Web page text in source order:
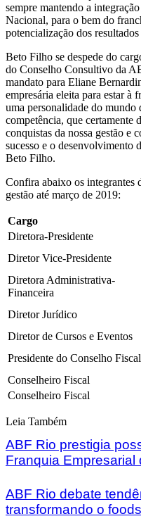
sempre mantendo a
Nacional, para o bem do
potencialização dos
Beto Filho se despede do
do Conselho Consultivo da
mandato para Eliane
empresária eleita para estar à
uma personalidade do
competência, que certamente
conquistas da nossa gestão e
sucesso e o desenvolvimento
Beto Filho.
Confira abaixo os integrantes
gestão até março de 2019:
Cargo
Diretora-Presidente
Diretor Vice-Presidente
Diretora Administrativa-
Financeira
Diretor Jurídico
Diretor de Cursos e Eventos
Presidente do Conselho Fiscal
Conselheiro Fiscal
Conselheiro Fiscal
Leia Também
ABF Rio prestigia
Franquia Empresarial
ABF Rio debate
transformando o